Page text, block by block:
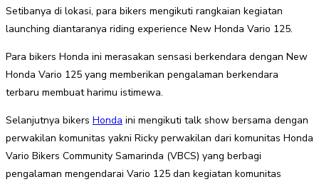
Setibanya di lokasi, para bikers mengikuti rangkaian kegiatan
launching diantaranya riding experience New Honda Vario 125.
Para bikers Honda ini merasakan sensasi berkendara dengan New
Honda Vario 125 yang memberikan pengalaman berkendara
terbaru membuat harimu istimewa.
Selanjutnya bikers Honda ini mengikuti talk show bersama dengan
perwakilan komunitas yakni Ricky perwakilan dari komunitas Honda
Vario Bikers Community Samarinda (VBCS) yang berbagi
pengalaman mengendarai Vario 125 dan kegiatan komunitas